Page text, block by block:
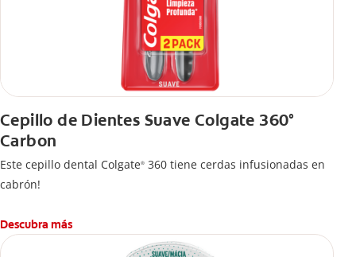
Cepillo de Dientes Suave Colgate 360°
Carbon
Este cepillo dental Colgate® 360 tiene cerdas infusionadas en
cabrón!
Descubra más